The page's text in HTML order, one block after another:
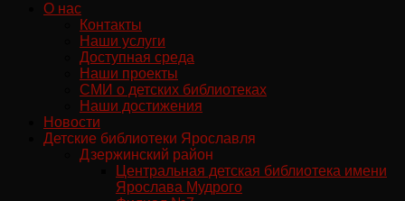
О нас
Контакты
Наши услуги
Доступная среда
Наши проекты
СМИ о детских библиотеках
Наши достижения
Новости
Детские библиотеки Ярославля
Дзержинский район
Центральная детская библиотека имени
Ярослава Мудрого